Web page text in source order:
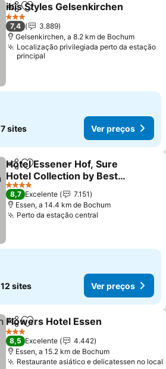
PartilharAdicionar aos favoritos
ibis Styles Gelsenkirchen
3 Estrelas
7,4
3.889
Gelsenkirchen, a 8.2 km de Bochum
Localização privilegiada perto da estação
principal
7 sites Ver preços
PartilharAdicionar aos favoritos
Hotel Essener Hof, Sure
Hotel Collection by Best
Western
4 Estrelas
8,7 Excelente
7.151
Essen, a 14.4 km de Bochum
Perto da estação central
12 sites Ver preços
PartilharAdicionar aos favoritos
Flowers Hotel Essen
3 Estrelas
8,5 Excelente
4.442
Essen, a 15.2 km de Bochum
Restaurante asiático e delicatessen no local